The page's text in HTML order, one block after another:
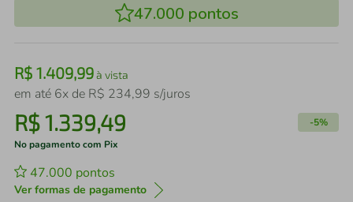
47.000 pontos
R$ 1.409,99à vista
em até 6x de R$ 234,99 s/juros
R$1.339,49 -5%
No pagamento com Pix
47.000 pontos
Ver formas de pagamento